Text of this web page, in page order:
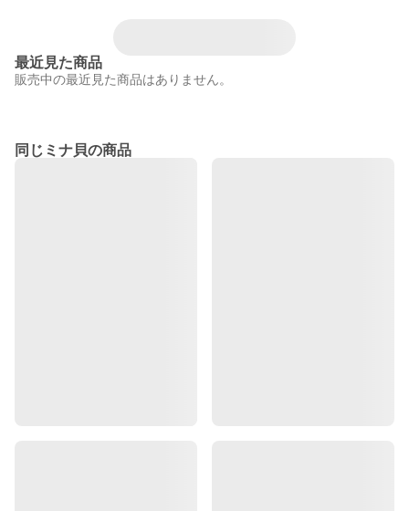
最近見た商品
販売中の最近見た商品はありません。
同じミナ貝の商品